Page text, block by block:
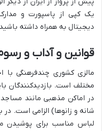
یک کپی از پاسپورت و
دیجیتال به همراه داشته
قوانین و آداب و
مالزی کشوری چندفرهنگی
مختلف است. بازدیدکنندگان
در اماکن مذهبی مانند
شانه و زانوها) الزامی است.
لباس مناسب برای پوشیدن